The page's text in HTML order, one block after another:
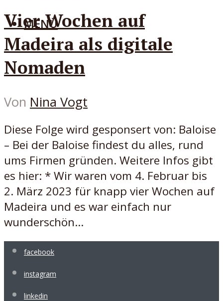
MENÜ
Vier Wochen auf
Madeira als digitale
Nomaden
Von Nina Vogt
Diese Folge wird gesponsert von: Baloise
– Bei der Baloise findest du alles, rund
ums Firmen gründen. Weitere Infos gibt
es hier: * Wir waren vom 4. Februar bis
2. März 2023 für knapp vier Wochen auf
Madeira und es war einfach nur
wunderschön...
facebook
instagram
linkedin